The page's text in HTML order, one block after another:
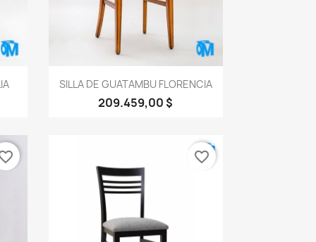
 Vista rápida
SILLA DE GUATAMBU FLORENCIA
209.459,00 $
favorite_border